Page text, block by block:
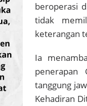
beroperasi
tidak
keterangan
Ia
penerapan
tanggung
Kehadiran